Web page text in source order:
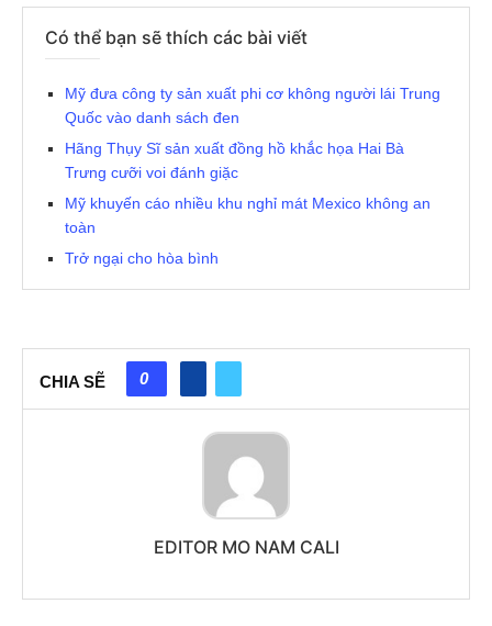
Có thể bạn sẽ thích các bài viết
Mỹ đưa công ty sản xuất phi cơ không người lái Trung
Quốc vào danh sách đen
Hãng Thụy Sĩ sản xuất đồng hồ khắc họa Hai Bà
Trưng cưỡi voi đánh giặc
Mỹ khuyến cáo nhiều khu nghỉ mát Mexico không an
toàn
Trở ngại cho hòa bình
CHIA SẼ 0
EDITOR MO NAM CALI